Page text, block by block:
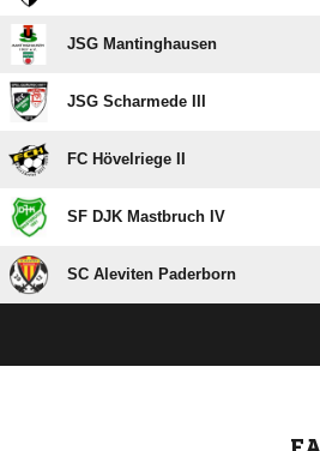
JSG Mantinghausen
JSG Scharmede III
FC Hövelriege II
SF DJK Mastbruch IV
SC Aleviten Paderborn